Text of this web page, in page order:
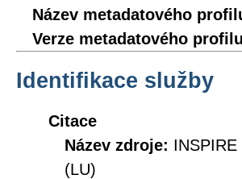
Název metadatového
Verze metadatového
Identifikace služby
Citace
Název zdroje:
(LU)